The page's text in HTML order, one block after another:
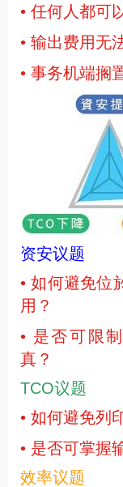
• 任何人都可
• 输出费用无
• 事务机端搁
资安议题
• 如何避免位
用？
• 是否可限
真？
TCO议题
• 如何避免列
• 是否可掌握
效率议题